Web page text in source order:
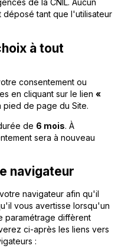
de la CNIL. Aucun
tant que l'utilisateur
à tout
consentement ou
en cliquant sur le lien «
pied de page du Site.
de 6 mois. À
sera à nouveau
navigateur
navigateur afin qu'il
vous avertisse lorsqu'un
paramétrage diffèrent
ci-après les liens vers
: